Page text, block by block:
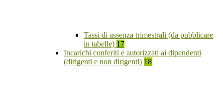
Tassi di assenza trimestrali (da pubblicare
in tabelle) 17
Incarichi conferiti e autorizzati ai dipendenti
(dirigenti e non dirigenti) 18